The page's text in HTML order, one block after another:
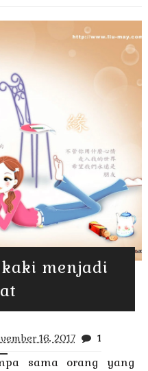
menjadi
16, 2017 1
sama orang yang